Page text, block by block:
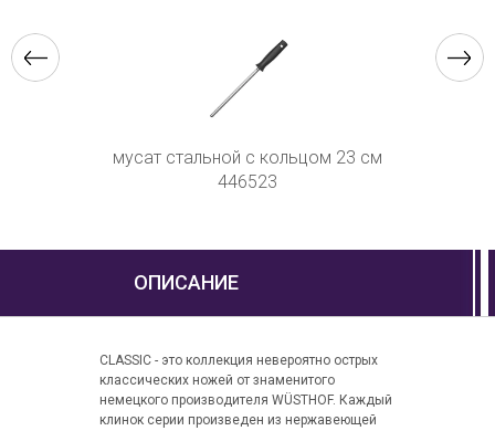
мусат стальной с кольцом 23 см
446523
ОПИСАНИЕ
CLASSIC - это коллекция невероятно острых
классических ножей от знаменитого
немецкого производителя WÜSTHOF. Каждый
клинок серии произведен из нержавеющей